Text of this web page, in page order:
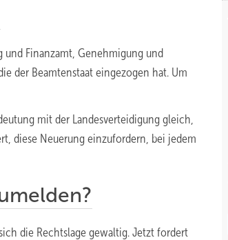
Finanzamt, Genehmigung und
der Beamtenstaat eingezogen hat. Um
mit der Landesverteidigung gleich,
diese Neuerung einzufordern, bei jedem
die Rechtslage gewaltig. Jetzt fordert